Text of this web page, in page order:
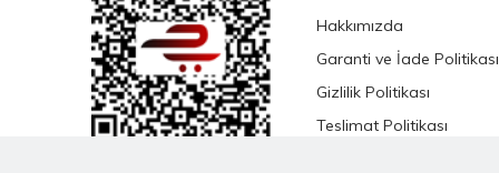
Hakkımızda
Garanti ve İade Politikası
Gizlilik Politikası
Teslimat Politikası